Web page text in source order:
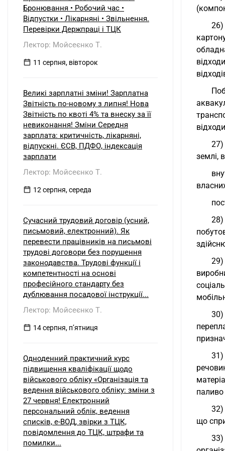
26)
27)
землі,
28)
29)
30)
31)
32)
що
Бронювання • Робочий час •
Відпустки • Лікарняні • Звільнення.
Перевірки Держпраці і ТЦК
Лектор: Мойсеєнко Т.
11 серпня, вівторок
Великі зарплатні зміни! Зарплатна
Звітність по-новому з липня! Нова
Звітність по квоті 4% та внеску за її
невиконання! Зміни Середня
зарплата: критичність, лікарняні,
відпускні. ЄСВ, ПДФО, індексація
зарплати
Лектор: Мойсеєнко Т.
12 серпня, середа
Сучасний трудовий договір (усний,
письмовий, електронний). Як
перевести працівників на письмові
трудові договори без порушення
законодавства. Трудові функції і
компетентності на основі
професійного стандарту без
дублювання посадової інструкції...
Лектор: Мойсеєнко Т.
14 серпня, пʼятниця
Одноденний практичний курс
підвищення кваліфікації щодо
військового обліку «Організація та
ведення військового обліку: зміни з
27 червня! Електронний
персональний облік, ведення
списків, е-ВОД, звірки з ТЦК,
повідомлення до ТЦК, штрафи та
помилки...